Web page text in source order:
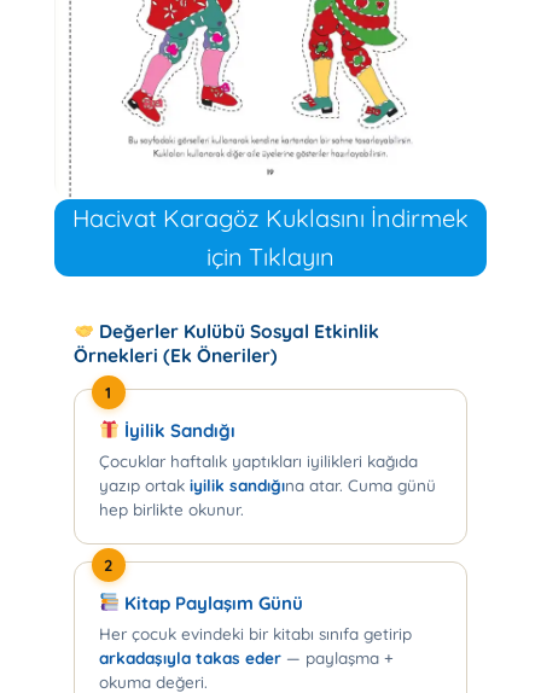
Hacivat Karagöz Kuklasını İndirmek
için Tıklayın
Değerler Kulübü Sosyal Etkinlik
Örnekleri (Ek Öneriler)
1
İyilik Sandığı
Çocuklar haftalık yaptıkları iyilikleri kağıda
yazıp ortak iyilik sandığına atar. Cuma günü
hep birlikte okunur.
2
Kitap Paylaşım Günü
Her çocuk evindeki bir kitabı sınıfa getirip
arkadaşıyla takas eder— paylaşma +
okuma değeri.